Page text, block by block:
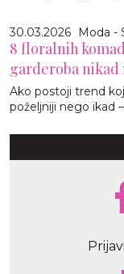
30.03.2026 Moda -
8 floralnih
garderoba nikad
Ako postoji trend
poželjniji nego ikad